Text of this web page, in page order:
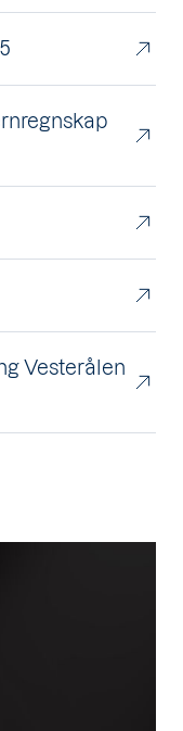
Vesterålen